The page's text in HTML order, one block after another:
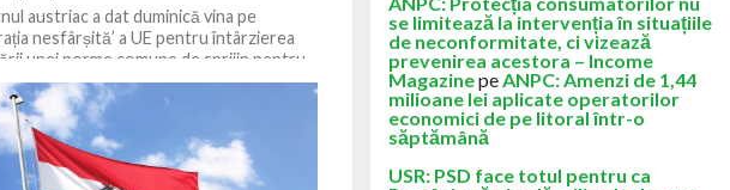
austriac a dat duminică vina pe
nesfârșită’ a UE pentru întârzierea
unei norme comune de sprijin pentru
din...
se limitează la intervenția în situațiile
de neconformitate, ci vizează
prevenirea acestora – Income
MagazinepeANPC: Amenzi de 1,44
milioane lei aplicate operatorilor
economici de pe litoral într-o
săptămână
USR: PSD face totul pentru ca